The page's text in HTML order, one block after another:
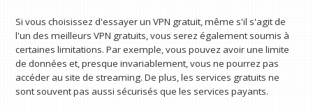
Si vous choisissez d'essayer un VPN gratuit, même s'il s'agit de
l'un des meilleurs VPN gratuits, vous serez également soumis à
certaines limitations. Par exemple, vous pouvez avoir une limite
de données et, presque invariablement, vous ne pourrez pas
accéder au site de streaming. De plus, les services gratuits ne
sont souvent pas aussi sécurisés que les services payants.